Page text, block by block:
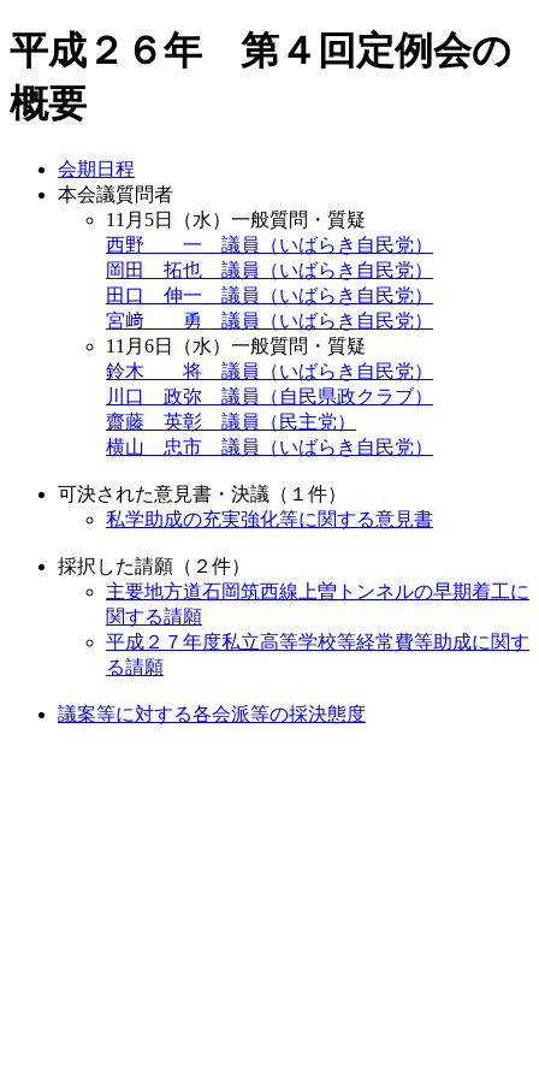
平成２６年 第４回定例会の
概要
会期日程
本会議質問者
11月5日（水）一般質問・質疑
西野 一 議員（いばらき自民党）
岡田 拓也 議員（いばらき自民党）
田口 伸一 議員（いばらき自民党）
宮﨑 勇 議員（いばらき自民党）
11月6日（水）一般質問・質疑
鈴木 将 議員（いばらき自民党）
川口 政弥 議員（自民県政クラブ）
齋藤 英彰 議員（民主党）
横山 忠市 議員（いばらき自民党）
可決された意見書・決議（１件）
私学助成の充実強化等に関する意見書
採択した請願（２件）
主要地方道石岡筑西線上曽トンネルの早期着工に
関する請願
平成２７年度私立高等学校等経常費等助成に関す
る請願
議案等に対する各会派等の採決態度